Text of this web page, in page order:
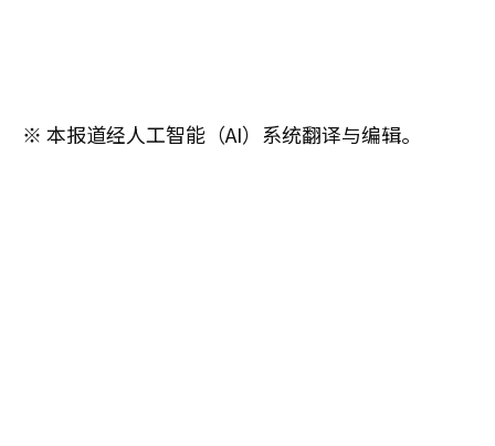
※ 本报道经人工智能（AI）系统翻译与编辑。